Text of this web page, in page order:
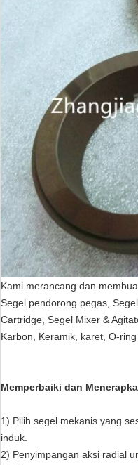
Kami merancang dan
Segel pendorong pegas,
Cartridge, Segel Mixer &
Karbon, Keramik, karet, O-
Memperbaiki dan
1) Pilih segel mekanis yang
induk.
2) Penyimpangan aksi radial